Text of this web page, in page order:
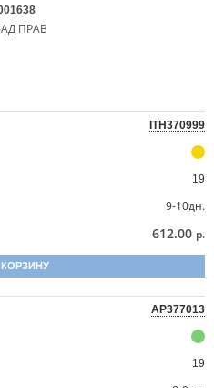
ПРАВ
ITH370999
19
9-10дн.
612.00 р.
AP377013
19